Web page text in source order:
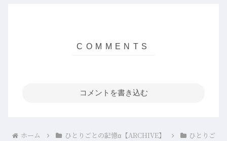
コメントを書き込む
ホーム ひとりごとの記憶α【ARCHIVE】
ひとりご